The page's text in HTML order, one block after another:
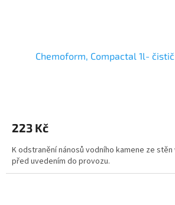
Chemoform, Compactal 1l-
223 Kč
K odstranění nánosů vodního kamene ze
před uvedením do provozu.